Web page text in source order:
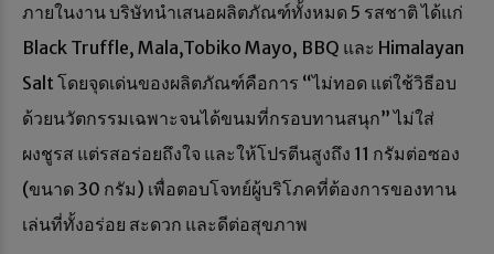
ภายในงาน บริษัทนำเสนอผลิตภัณฑ์ทั้งหมด 5 รสชาติ ได้แก่
Black Truffle, Mala,Tobiko Mayo, BBQ และ Himalayan
Salt โดยจุดเด่นของผลิตภัณฑ์คือการ “ไม่ทอด แต่ใช้วิธีอบ
ด้วยนวัตกรรมเฉพาะจนได้ขนมที่กรอบทานสนุก” ไม่ใส่
ผงชูรส แต่รสอร่อยถึงใจ และให้โปรตีนสูงถึง 11 กรัมต่อซอง
(ขนาด 30 กรัม) เพื่อตอบโจทย์ผู้บริโภคที่ต้องการของทาน
เล่นที่ทั้งอร่อย สะดวก และดีต่อสุขภาพ